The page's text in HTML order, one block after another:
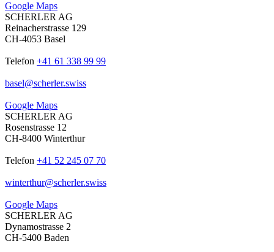
Google Maps
SCHERLER AG
Reinacherstrasse 129
CH-4053 Basel
Telefon +41 61 338 99 99
basel@scherler.swiss
Google Maps
SCHERLER AG
Rosenstrasse 12
CH-8400 Winterthur
Telefon +41 52 245 07 70
winterthur@scherler.swiss
Google Maps
SCHERLER AG
Dynamostrasse 2
CH-5400 Baden